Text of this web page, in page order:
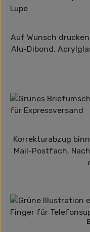
Auf Wunsch
Alu-Dibond,
Korrekturabzug
Mail-Postfach.